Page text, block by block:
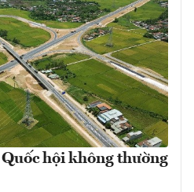
hội không thường